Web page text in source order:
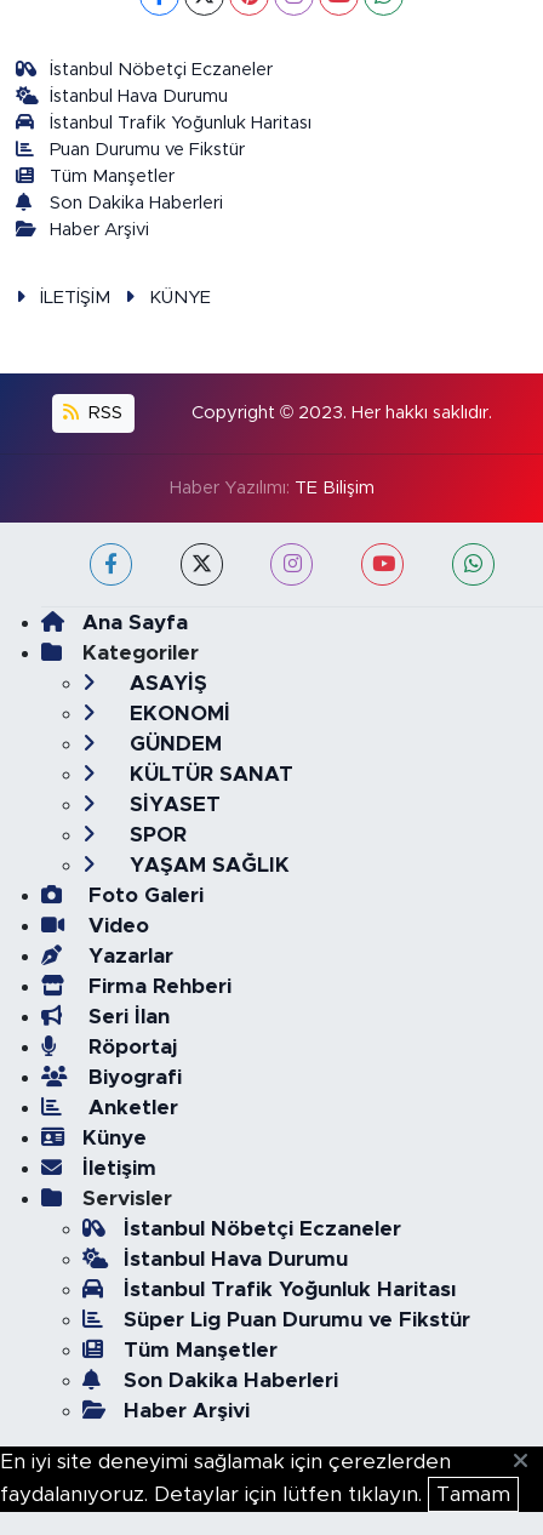
İstanbul Nöbetçi Eczaneler
İstanbul Hava Durumu
İstanbul Trafik Yoğunluk Haritası
Puan Durumu ve Fikstür
Tüm Manşetler
Son Dakika Haberleri
Haber Arşivi
İLETİŞİM KÜNYE
RSS Copyright © 2023. Her hakkı saklıdır.
Haber Yazılımı: TE Bilişim
Ana Sayfa
Kategoriler
ASAYİŞ
EKONOMİ
GÜNDEM
KÜLTÜR SANAT
SİYASET
SPOR
YAŞAM SAĞLIK
Foto Galeri
Video
Yazarlar
Firma Rehberi
Seri İlan
Röportaj
Biyografi
Anketler
Künye
İletişim
Servisler
İstanbul Nöbetçi Eczaneler
İstanbul Hava Durumu
İstanbul Trafik Yoğunluk Haritası
Süper Lig Puan Durumu ve Fikstür
Tüm Manşetler
Son Dakika Haberleri
Haber Arşivi
En iyi site deneyimi sağlamak için çerezlerden
faydalanıyoruz. Detaylar için lütfen tıklayın.
Tamam